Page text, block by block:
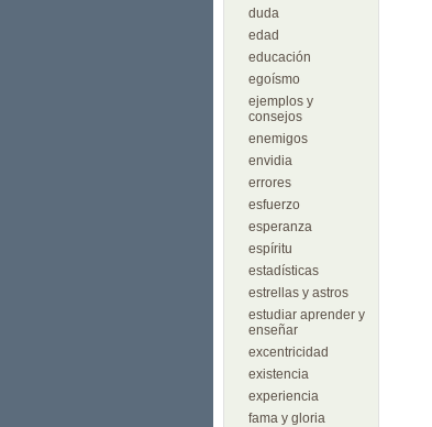
duda
edad
educación
egoísmo
ejemplos y
consejos
enemigos
envidia
errores
esfuerzo
esperanza
espíritu
estadísticas
estrellas y astros
estudiar aprender y
enseñar
excentricidad
existencia
experiencia
fama y gloria